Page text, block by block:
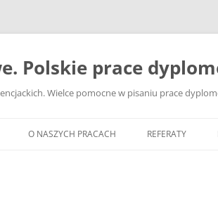
Polskie prace
Wielce pomocne w pisaniu prace
O NASZYCH PRACACH REFERATY